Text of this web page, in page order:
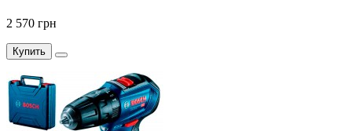
2 570 грн
Купить